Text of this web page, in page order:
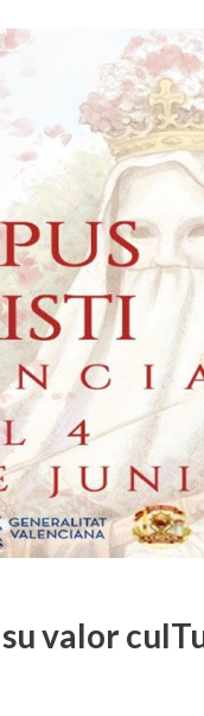
valor